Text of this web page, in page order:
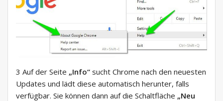
3 Auf der Seite „Info“ sucht Chrome nach den neuesten
Updates und lädt diese automatisch herunter, falls
verfügbar. Sie können dann auf die Schaltfläche „Neu